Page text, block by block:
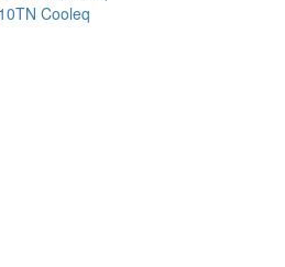
Cooleq